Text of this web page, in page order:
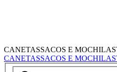
CANETASSACOS E MOCHILAS
CANETASSACOS E MOCHILAS